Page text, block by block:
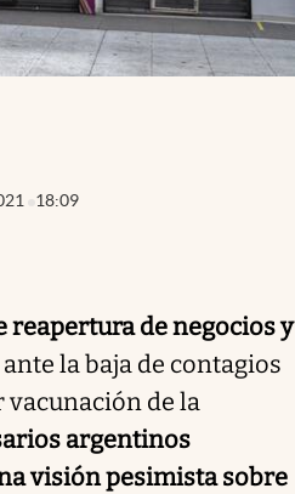
18:09
reapertura de negocios y
ante la baja de contagios
vacunación de la
argentinos
visión pesimista sobre